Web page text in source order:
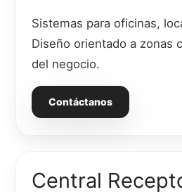
Sistemas para oficinas,
Diseño orientado a zonas
del negocio.
Contáctanos
Central